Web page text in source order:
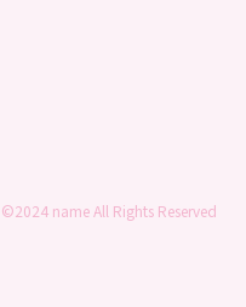
©2024 name All Rights Reserved